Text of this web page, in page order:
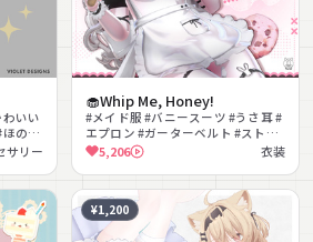
いい
のぼ
サリー
🧁Whip Me, Honey!
#メイド服 #バニースーツ #うさ耳 #
エプロン #ガーターベルト #ストッ
キング #フリル #ガーリー #セクシ
ー #スイーツ
5,206 衣装
¥1,200